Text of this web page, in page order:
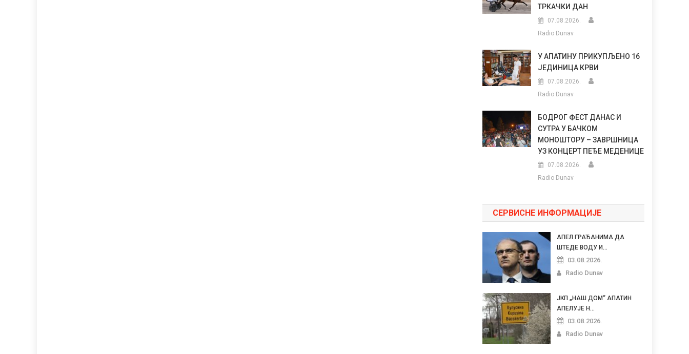
ТРКАЧКИ ДАН
07.08.2026.
Radio Dunav
У АПАТИНУ ПРИКУПЉЕНО 16
ЈЕДИНИЦА КРВИ
07.08.2026.
Radio Dunav
БОДРОГ ФЕСТ ДАНАС И
СУТРА У БАЧКОМ
МОНОШТОРУ – ЗАВРШНИЦА
УЗ КОНЦЕРТ ПЕЂЕ МЕДЕНИЦЕ
07.08.2026.
Radio Dunav
СЕРВИСНЕ ИНФОРМАЦИЈЕ
АПЕЛ ГРАЂАНИМА ДА
ШТЕДЕ ВОДУ И...
03.08.2026.
Radio Dunav
ЈКП „НАШ ДОМ“ АПАТИН
АПЕЛУЈЕ Н...
03.08.2026.
Radio Dunav